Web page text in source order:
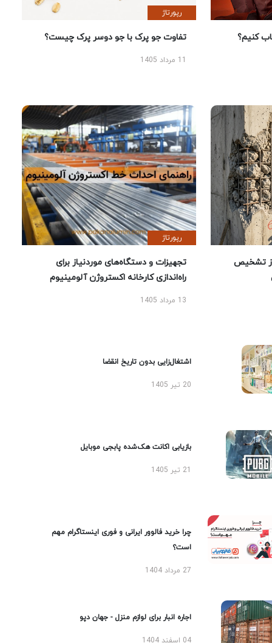
کنیم؟
رپورتاژ
تفاوت جو پرک با جو دوسر پرک چیست؟
تشخیص
رپورتاژ
تجهیزات و دستگاه‌های موردنیاز برای
راه‌اندازی کارخانه اکستروژن آلومینیوم
13 مرداد 1405
اشتغال‌زایی بدون تاریخ انقضا
20 تیر 1405
بازیابی اکانت هک‌شده پابجی موبایل
چرا خرید فالوور ایرانی و فوری اینستاگرام مهم
است؟
27 مرداد 1404
اجاره انبار برای لوازم منزل - جهان دپو
04 اسفند 1404